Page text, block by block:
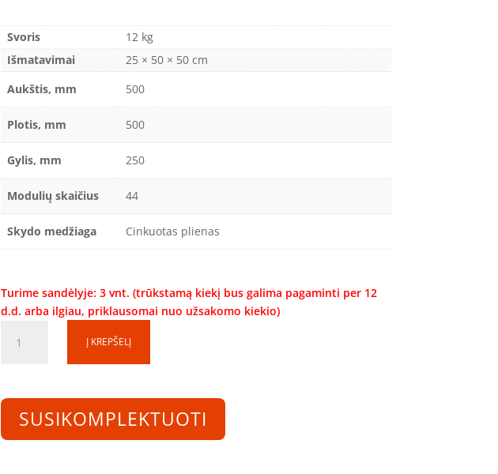
Svoris
12 kg
Išmatavimai
25 × 50 × 50 cm
Aukštis, mm
500
Plotis, mm 500
Gylis, mm 250
Modulių skaičius 44
Skydo medžiaga Cinkuotas plienas
Turime sandėlyje: 3 vnt. (trūkstamą kiekį bus galima pagaminti per 12
d.d. arba ilgiau, priklausomai nuo užsakomo kiekio)
kiekis:
SD050525-
44
Į KREPŠELĮ
SUSIKOMPLEKTUOTI